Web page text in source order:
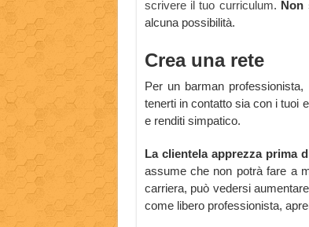
scrivere il tuo curriculum. Non
alcuna possibilità.
Crea una rete
Per un barman
tenerti in contatto sia con i tuoi
e renditi simpatico.
La clientela apprezza prima
assume che non potrà fare a
carriera, può vedersi
come libero professionista,